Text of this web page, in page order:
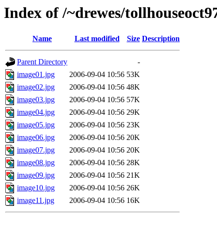
Index of /~drewes/
Name Last modified Size Description
Parent Directory
-
image01.jpg
2006-09-04 10:56 53K
image02.jpg
2006-09-04 10:56 48K
image03.jpg
2006-09-04 10:56 57K
image04.jpg
2006-09-04 10:56 29K
image05.jpg
2006-09-04 10:56 23K
image06.jpg
2006-09-04 10:56 20K
image07.jpg
2006-09-04 10:56 20K
image08.jpg
2006-09-04 10:56 28K
image09.jpg
2006-09-04 10:56 21K
image10.jpg
2006-09-04 10:56 26K
image11.jpg
2006-09-04 10:56 16K